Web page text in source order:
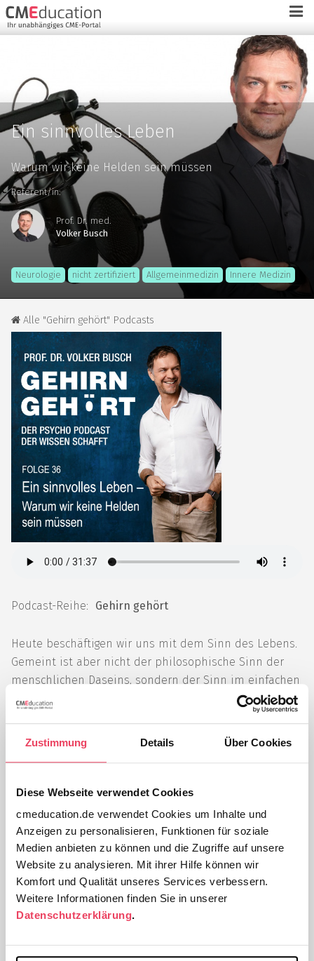
Zustimmung Details Über Cookies
Diese Webseite verwendet Cookies
cmeducation.de verwendet Cookies um Inhalte und
Anzeigen zu personalisieren, Funktionen für soziale
Medien anbieten zu können und die Zugriffe auf unsere
Website zu analysieren. Mit ihrer Hilfe können wir
Komfort und Qualität unseres Services verbessern.
Weitere Informationen finden Sie in unserer
Datenschutzerklärung.
Ein sinnvolles Leben
Warum wir keine Helden sein müssen
Referent/in:
Prof. Dr. med.
Volker Busch
Neurologie nicht zertifiziert Allgemeinmedizin Innere Medizin
Alle "Gehirn gehört" Podcasts
Podcast-Reihe: Gehirn gehört
Heute beschäftigen wir uns mit dem Sinn des Lebens.
Gemeint ist aber nicht der philosophische Sinn der
menschlichen Daseins, sondern der Sinn im einfachen
Alltag: Was brauchen Menschen, um ihre Arbeit und ihr
übriges Tagwerk gerne und gut zu verrichten und
abends mit dem Gefühl nach Hause zu kommen, dass
das Leben passgenau und stimmig ist? Die Antwort auf
Arbeitskontext verstehen, begleiten oder motivieren
möchten.
Die Suche nach Sinn ist modern und zeitgemäß. Kaum
ein Motivationsseminar oder New Work Kongress
kommt ohne die Ermahnung aus, für genügend
„Purpose“ zu sorgen, wenn man (junge) Menschen an
ein Unternehmen oder eine gemeinsame Sache
Diese Form der Sinnsuche wird dem Grundverständnis